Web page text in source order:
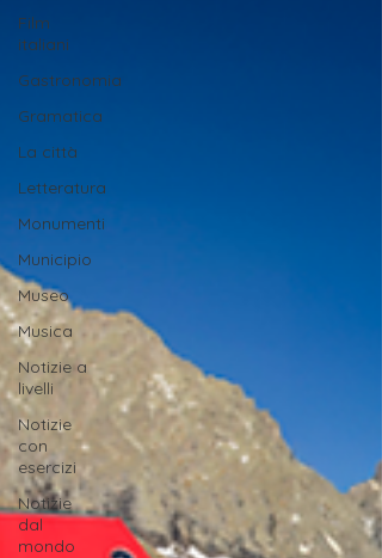
Film
italiani
Gastronomia
Gramatica
La città
Letteratura
Monumenti
Municipio
Museo
Musica
Notizie a
livelli
Notizie
con
esercizi
Notizie
dal
mondo